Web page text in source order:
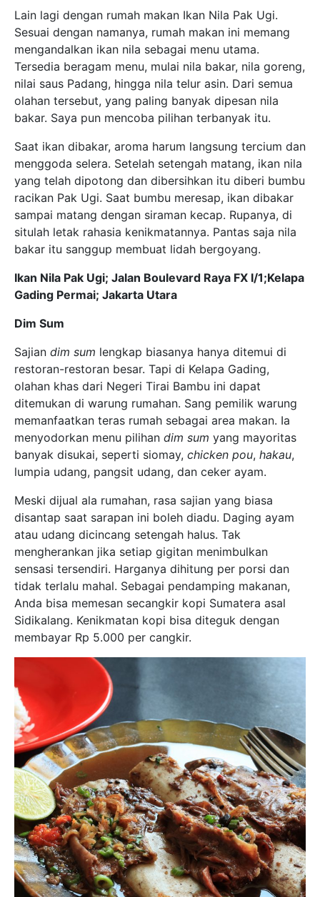
Lain lagi dengan rumah makan Ikan Nila Pak Ugi.
Sesuai dengan namanya, rumah makan ini memang
mengandalkan ikan nila sebagai menu utama.
Tersedia beragam menu, mulai nila bakar, nila goreng,
nilai saus Padang, hingga nila telur asin. Dari semua
olahan tersebut, yang paling banyak dipesan nila
bakar. Saya pun mencoba pilihan terbanyak itu.
Saat ikan dibakar, aroma harum langsung tercium dan
menggoda selera. Setelah setengah matang, ikan nila
yang telah dipotong dan dibersihkan itu diberi bumbu
racikan Pak Ugi. Saat bumbu meresap, ikan dibakar
sampai matang dengan siraman kecap. Rupanya, di
situlah letak rahasia kenikmatannya. Pantas saja nila
bakar itu sanggup membuat lidah bergoyang.
Ikan Nila Pak Ugi; Jalan Boulevard Raya FX I/1;Kelapa
Gading Permai; Jakarta Utara
Dim Sum
Sajian dim sum lengkap biasanya hanya ditemui di
restoran-restoran besar. Tapi di Kelapa Gading,
olahan khas dari Negeri Tirai Bambu ini dapat
ditemukan di warung rumahan. Sang pemilik warung
memanfaatkan teras rumah sebagai area makan. Ia
menyodorkan menu pilihan dim sum yang mayoritas
banyak disukai, seperti siomay, chicken pou, hakau,
lumpia udang, pangsit udang, dan ceker ayam.
Meski dijual ala rumahan, rasa sajian yang biasa
disantap saat sarapan ini boleh diadu. Daging ayam
atau udang dicincang setengah halus. Tak
mengherankan jika setiap gigitan menimbulkan
sensasi tersendiri. Harganya dihitung per porsi dan
tidak terlalu mahal. Sebagai pendamping makanan,
Anda bisa memesan secangkir kopi Sumatera asal
Sidikalang. Kenikmatan kopi bisa diteguk dengan
membayar Rp 5.000 per cangkir.